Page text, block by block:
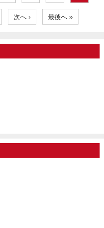
次へ › 最後へ »